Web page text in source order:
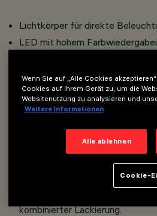
Lichtkörper für direkte
LED mit hohem
Einsatz als
Lichtausgabeaggregat aus
durchsichtigem Reflektor mit
Abdeckung aus Polycarbonat
Außenstruktur des Dual-
kombinierter Lackierung.
Wenn Sie auf „Alle Cookies
Cookies auf Ihrem Gerät zu, um die
Websitenutzung zu analysieren und
Weitere Informationen
Alle ablehnen
Cookie-